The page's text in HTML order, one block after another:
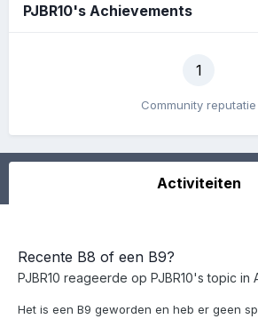
PJBR10's Achievements
1
Community reputatie
Activiteiten
Recente B8 of een B9?
PJBR10 reageerde op PJBR10's topic in
Het is een B9 geworden en heb er geen